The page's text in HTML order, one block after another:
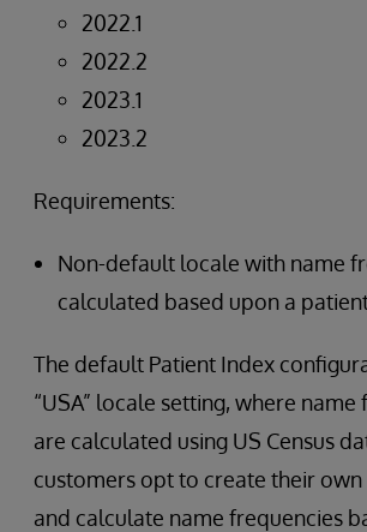
2022.1
2022.2
2023.1
2023.2
Requirements:
Non-default locale with name
calculated based upon a
The default Patient Index
“USA” locale setting, where name
are calculated using US Census
customers opt to create their
and calculate name frequencies